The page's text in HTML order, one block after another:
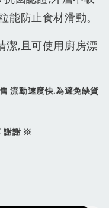
能防止食材滑動。
潔,且可使用廚房漂
流動速度快,為避免缺貨
謝謝 ※